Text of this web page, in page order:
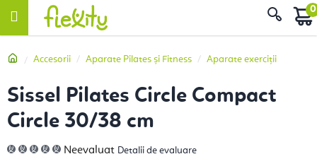
AcasăAccesorii Aparate Pilates și Fitness Aparate exerciții
Sissel Pilates Circle Compact
Circle 30/38 cm
Evaluarea
medie
Neevaluat Detalii de evaluare